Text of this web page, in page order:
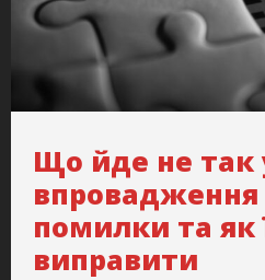
Що йде не так
впровадження
помилки та як
виправити